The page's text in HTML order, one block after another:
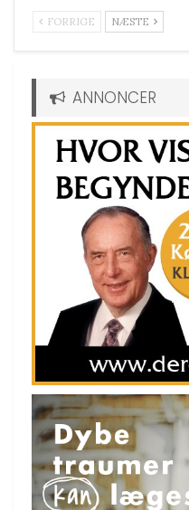
FORRIGE NÆSTE
ANNONCER